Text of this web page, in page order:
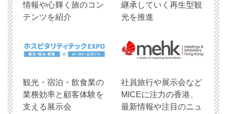
情報や心輝く旅のコン
テンツを紹介
継承していく再生型観
光を推進
観光・宿泊・飲食業の
業務効率と顧客体験を
支える展示会
社員旅行や展示会など
MICEに注力の香港、
最新情報や注目のニュ